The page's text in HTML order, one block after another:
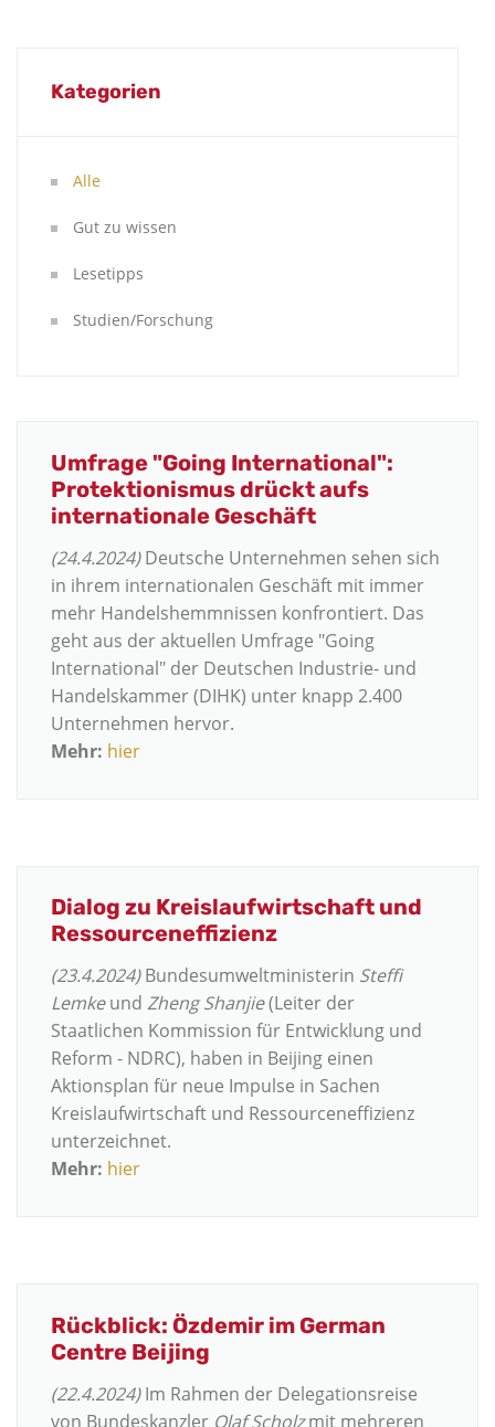
Kategorien
Alle
Gut zu wissen
Lesetipps
Studien/Forschung
Umfrage "Going International":
Protektionismus drückt aufs
internationale Geschäft
(24.4.2024)Deutsche Unternehmen sehen sich
in ihrem internationalen Geschäft mit immer
mehr Handelshemmnissen konfrontiert. Das
geht aus der aktuellen Umfrage "Going
International" der Deutschen Industrie- und
Handelskammer (DIHK) unter knapp 2.400
Unternehmen hervor.
Mehr: hier
Dialog zu Kreislaufwirtschaft und
Ressourceneffizienz
(23.4.2024)Bundesumweltministerin Steffi
Lemkeund Zheng Shanjie(Leiter der
Staatlichen Kommission für Entwicklung und
Reform - NDRC), haben in Beijing einen
Aktionsplan für neue Impulse in Sachen
Kreislaufwirtschaft und Ressourceneffizienz
unterzeichnet.
Mehr: hier
Rückblick: Özdemir im German
Centre Beijing
(22.4.2024)Im Rahmen der Delegationsreise
von Bundeskanzler Olaf Scholzmit mehreren